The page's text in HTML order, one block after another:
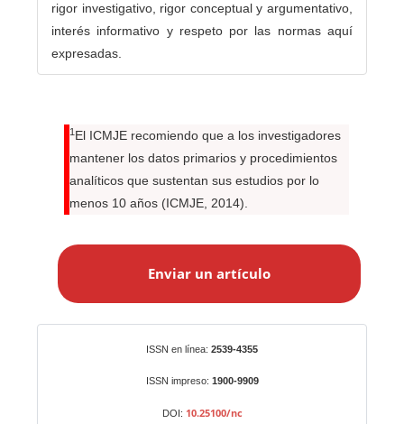
rigor investigativo, rigor conceptual y argumentativo,
interés informativo y respeto por las normas aquí
expresadas.
1 El ICMJE recomiendo que a los investigadores
mantener los datos primarios y procedimientos
analíticos que sustentan sus estudios por lo
menos 10 años (ICMJE, 2014).
a
Enviar un artículo
ISSN en línea: 2539-4355
ISSN impreso: 1900-9909
DOI: 10.25100/nc